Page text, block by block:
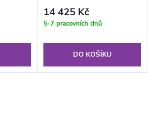
14 425 Kč
5-7 pracovních dnů
DO KOŠÍKU